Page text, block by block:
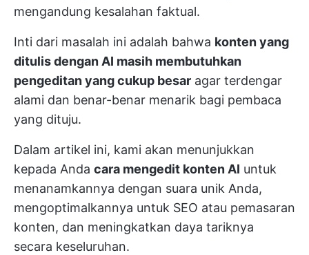
mengandung kesalahan faktual.
Inti dari masalah ini adalah bahwa konten yang
ditulis dengan AI masih membutuhkan
pengeditan yang cukup besar agar terdengar
alami dan benar-benar menarik bagi pembaca
yang dituju.
Dalam artikel ini, kami akan menunjukkan
kepada Anda cara mengedit konten AI untuk
menanamkannya dengan suara unik Anda,
mengoptimalkannya untuk SEO atau pemasaran
konten, dan meningkatkan daya tariknya
secara keseluruhan.